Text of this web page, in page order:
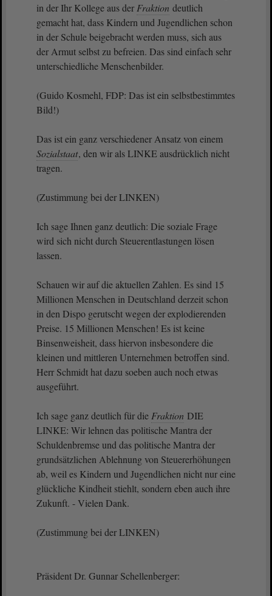
in der Ihr Kollege aus der Fraktion deutlich
gemacht hat, dass Kindern und Jugendlichen schon
in der Schule beigebracht werden muss, sich aus
der Armut selbst zu befreien. Das sind einfach sehr
unterschiedliche Menschenbilder.
(Guido Kosmehl, FDP: Das ist ein selbstbestimmtes
Bild!)
Das ist ein ganz verschiedener Ansatz von einem
Sozialstaat, den wir als LINKE ausdrücklich nicht
tragen.
(Zustimmung bei der LINKEN)
Ich sage Ihnen ganz deutlich: Die soziale Frage
wird sich nicht durch Steuerentlastungen lösen
lassen.
Schauen wir auf die aktuellen Zahlen. Es sind 15
Millionen Menschen in Deutschland derzeit schon
in den Dispo gerutscht wegen der explodierenden
Preise. 15 Millionen Menschen! Es ist keine
Binsenweisheit, dass hiervon insbesondere die
kleinen und mittleren Unternehmen betroffen sind.
Herr Schmidt hat dazu soeben auch noch etwas
ausgeführt.
Ich sage ganz deutlich für die Fraktion DIE
LINKE: Wir lehnen das politische Mantra der
Schuldenbremse und das politische Mantra der
grundsätzlichen Ablehnung von Steuererhöhungen
ab, weil es Kindern und Jugendlichen nicht nur eine
glückliche Kindheit stiehlt, sondern eben auch ihre
Zukunft. - Vielen Dank.
(Zustimmung bei der LINKEN)
Präsident Dr. Gunnar Schellenberger: